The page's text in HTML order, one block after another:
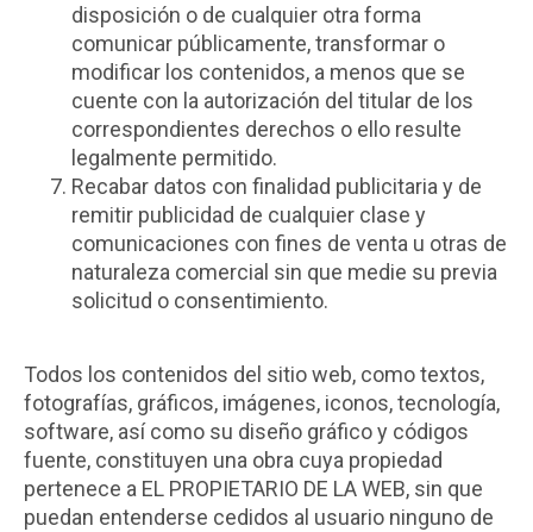
disposición o de cualquier otra forma
comunicar públicamente, transformar o
modificar los contenidos, a menos que se
cuente con la autorización del titular de los
correspondientes derechos o ello resulte
legalmente permitido.
Recabar datos con finalidad publicitaria y de
remitir publicidad de cualquier clase y
comunicaciones con fines de venta u otras de
naturaleza comercial sin que medie su previa
solicitud o consentimiento.
Todos los contenidos del sitio web, como textos,
fotografías, gráficos, imágenes, iconos, tecnología,
software, así como su diseño gráfico y códigos
fuente, constituyen una obra cuya propiedad
pertenece a EL PROPIETARIO DE LA WEB, sin que
puedan entenderse cedidos al usuario ninguno de